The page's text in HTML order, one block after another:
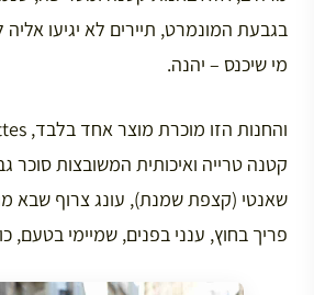
בגבעת המונמרט, תיירים לא יגיעו
מי שיכנס – יהנה.
קטנה טרייה ואיכותית המשובצות סוכר
שאנטי (קצפת שמנת), עונג צרוף שבא
פריך בחוץ, ענני בפנים, שמיימי בטעם,